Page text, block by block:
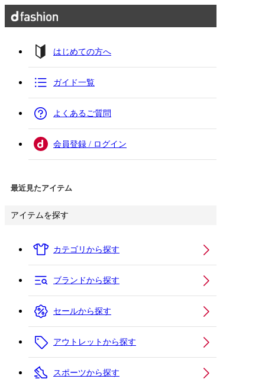
はじめての方へ
ガイド一覧
よくあるご質問
会員登録 / ログイン
最近見たアイテム
アイテムを探す
カテゴリから探す
ブランドから探す
セールから探す
アウトレットから探す
スポーツから探す